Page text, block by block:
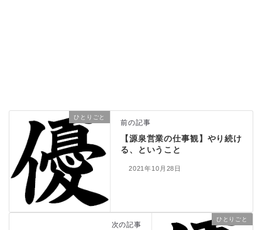
ひとりごと
前の記事
【源泉営業の仕事観】やり続け
る、ということ
2021年10月28日
ひとりごと
次の記事